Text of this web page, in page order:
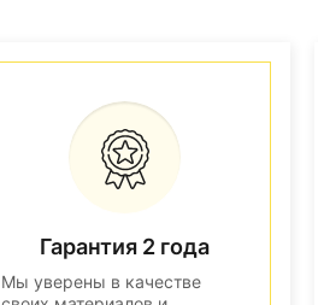
Гарантия 2 года
Мы уверены в качестве